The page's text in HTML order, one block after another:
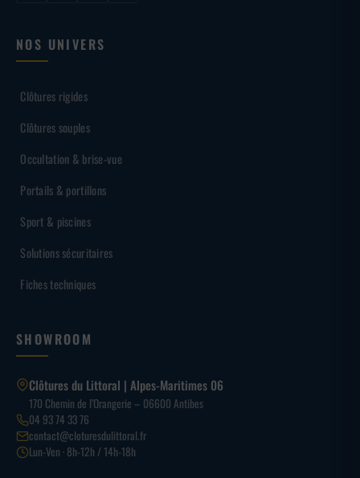
NOS UNIVERS
Clôtures rigides
Clôtures souples
Occultation & brise-vue
Portails & portillons
Sport & piscines
Solutions sécuritaires
Fiches techniques
SHOWROOM
Clôtures du Littoral | Alpes-Maritimes 06
170 Chemin de l’Orangerie – 06600 Antibes
04 93 74 33 76
contact@cloturesdulittoral.fr
Lun-Ven · 8h-12h / 14h-18h